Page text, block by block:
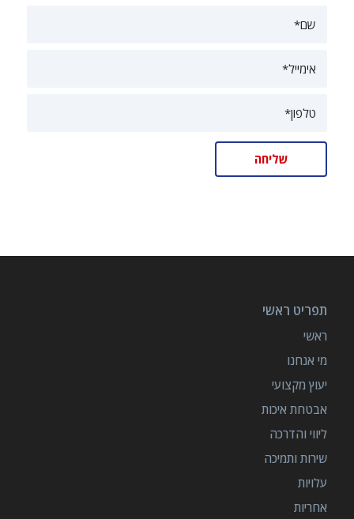
תפריט ראשי
ראשי
מי אנחנו
יעוץ מקצועי
אבטחת איכות
ליווי והדרכה
שירות ותמיכה
עלויות
אחריות